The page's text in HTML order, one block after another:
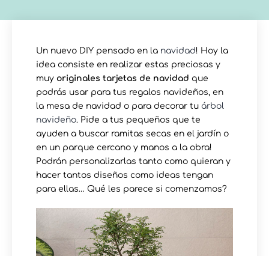
Un nuevo DIY pensado en la navidad! Hoy la
idea consiste en realizar estas preciosas y
muy originales tarjetas de navidad que
podrás usar para tus regalos navideños, en
la mesa de navidad o para decorar tu árbol
navideño. Pide a tus pequeños que te
ayuden a buscar ramitas secas en el jardín o
en un parque cercano y manos a la obra!
Podrán personalizarlas tanto como quieran y
hacer tantos diseños como ideas tengan
para ellas… Qué les parece si comenzamos?